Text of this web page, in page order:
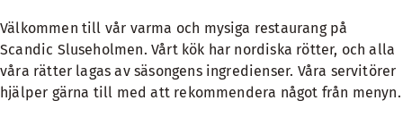
Välkommen till vår varma och mysiga restaurang på
Scandic Sluseholmen. Vårt kök har nordiska rötter, och alla
våra rätter lagas av säsongens ingredienser. Våra servitörer
hjälper gärna till med att rekommendera något från menyn.